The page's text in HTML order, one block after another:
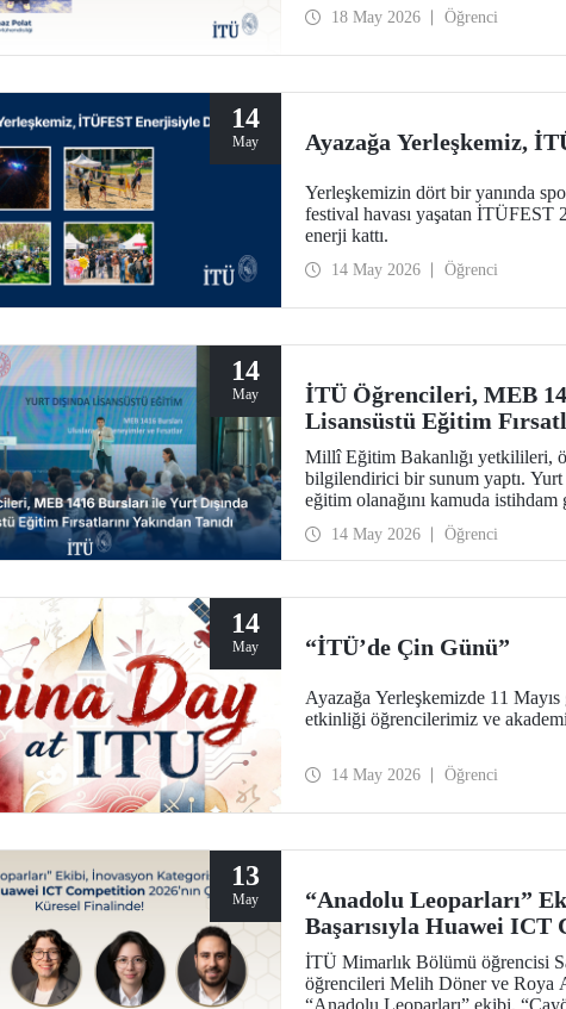
18 May 2026 Öğrenci
14
May Ayazağa Yerleşkemiz,
Yerleşkemizin dört bir yanında
festival havası yaşatan İTÜFEST
enerji kattı.
14 May 2026 Öğrenci
14
May
İTÜ Öğrencileri, MEB
Lisansüstü Eğitim
Millî Eğitim Bakanlığı yetkilileri,
bilgilendirici bir sunum yaptı. Yurt
eğitim olanağını kamuda
artırılmasını amaçlayan
14 May 2026 Öğrenci
14
May “İTÜ’de Çin Günü”
Ayazağa Yerleşkemizde 11
etkinliği öğrencilerimiz ve
14 May 2026 Öğrenci
13
May
“Anadolu Leoparları”
Başarısıyla Huawei ICT
Küresel Finalinde!
İTÜ Mimarlık Bölümü öğrencisi
öğrencileri Melih Döner ve Roya
“Anadolu Leoparları” ekibi,